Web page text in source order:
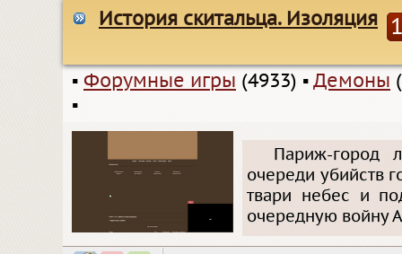
История скитальца. Изоляция
▪ Форумные игры (4933) ▪ Демоны
▪
Париж-город
очереди убийств
твари небес и
очередную войну